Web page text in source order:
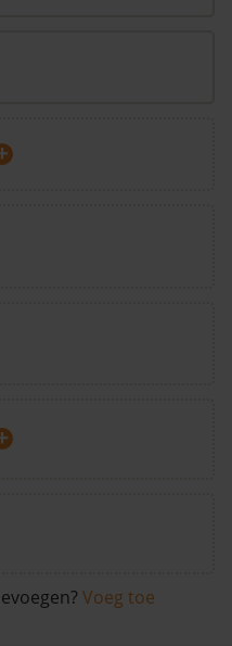
Voeg toe